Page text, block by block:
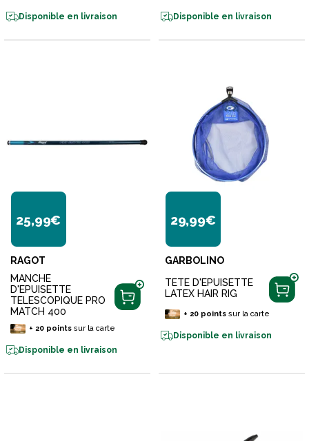
Disponible en livraison Disponible en livraison
25,99€
RAGOT
MANCHE
D'EPUISETTE
TELESCOPIQUE PRO
MATCH 400
+ 20pointssur la carte
Disponible en livraison
29,99€
GARBOLINO
TETE D'EPUISETTE
LATEX HAIR RIG
+ 20pointssur la carte
Disponible en livraison